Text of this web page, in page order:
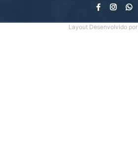
Layout Desenvolvido por